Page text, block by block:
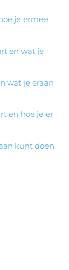
je ermee
en wat je
wat je eraan
en hoe je er
kunt doen